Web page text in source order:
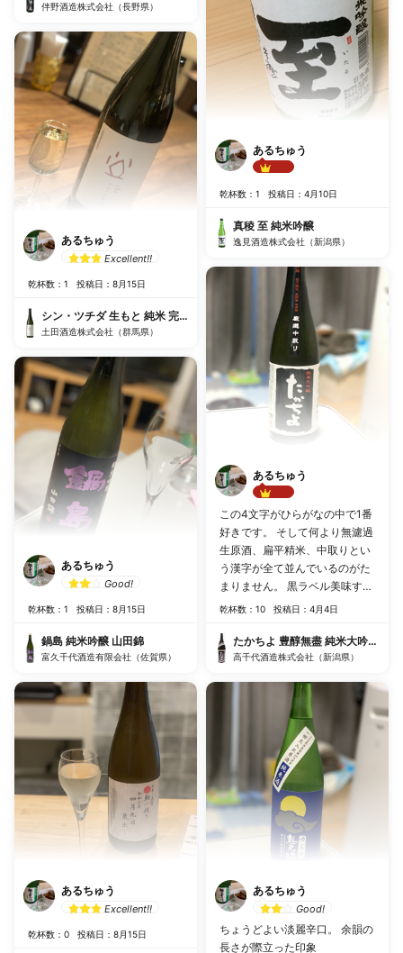
伴野酒造株式会社（長野県）
あるちゅう
Excellent!!
乾杯数：1 投稿日：8月15日
シン・ツチダ 生もと 純米 完全無添加醸造
土田酒造株式会社（群馬県）
あるちゅう
Good!
乾杯数：1 投稿日：8月15日
鍋島 純米吟醸 山田錦
富久千代酒造有限会社（佐賀県）
あるちゅう
Excellent!!
乾杯数：0 投稿日：8月15日
あるちゅう
乾杯数：1 投稿日：4月10日
真稜 至 純米吟醸
逸見酒造株式会社（新潟県）
あるちゅう
Best!!
この4文字がひらがなの中で1番
好きです。 そして何より無濾過
生原酒、扁平精米、中取りとい
う漢字が全て並んでいるのがた
まりません。 黒ラベル美味すぎ
ました。
乾杯数：10 投稿日：4月4日
たかちよ 豊醇無盡 純米大吟醸 扁
高千代酒造株式会社（新潟県）
あるちゅう
Good!
ちょうどよい淡麗辛口。 余韻の
長さが際立った印象